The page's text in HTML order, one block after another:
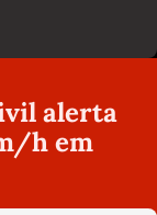
alerta
h em